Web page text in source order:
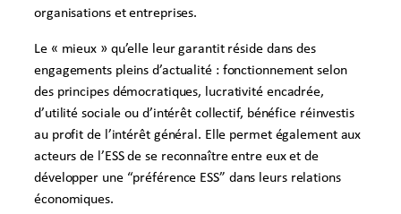
organisations et entreprises.
Le « mieux » qu’elle leur garantit réside dans des
engagements pleins d’actualité : fonctionnement selon
des principes démocratiques, lucrativité encadrée,
d’utilité sociale ou d’intérêt collectif, bénéfice réinvestis
au profit de l’intérêt général. Elle permet également aux
acteurs de l’ESS de se reconnaître entre eux et de
développer une “préférence ESS” dans leurs relations
économiques.